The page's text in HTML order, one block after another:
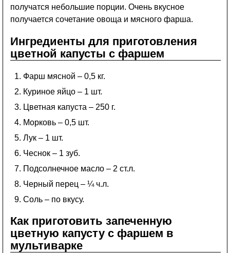
получатся небольшие порции. Очень вкусное
получается сочетание овоща и мясного фарша.
Ингредиенты для приготовления
цветной капусты с фаршем
Фарш мясной – 0,5 кг.
Куриное яйцо – 1 шт.
Цветная капуста – 250 г.
Морковь – 0,5 шт.
Лук – 1 шт.
Чеснок – 1 зуб.
Подсолнечное масло – 2 ст.л.
Черный перец – ¼ ч.л.
Соль – по вкусу.
Как приготовить запеченную
цветную капусту с фаршем в
мультиварке